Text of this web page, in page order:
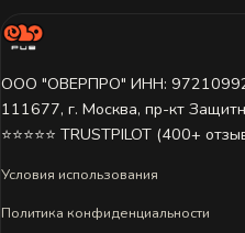
ООО "ОВЕРПРО" ИНН:
111677, г. Москва, пр-кт
⭐⭐⭐⭐⭐ TRUSTPILOT (400+
Условия использования
Политика конфиденциальности